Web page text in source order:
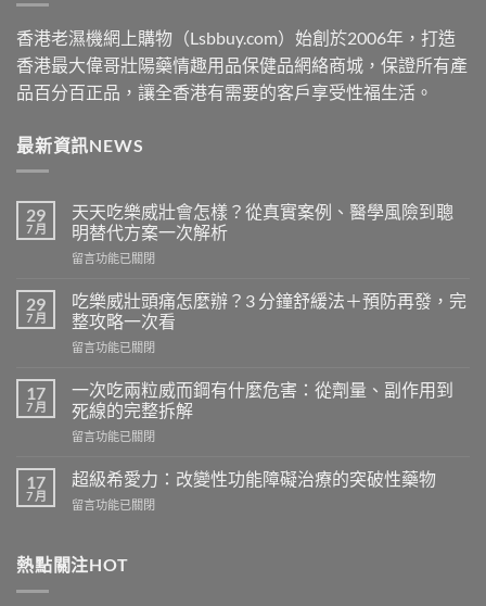
香港老濕機網上購物（Lsbbuy.com）始創於2006年，打造
香港最大偉哥壯陽藥情趣用品保健品網絡商城，保證所有產
品百分百正品，讓全香港有需要的客戶享受性福生活。
最新資訊NEWS
29
7 月
天天吃樂威壯會怎樣？從真實案例、醫學風險到聰
明替代方案一次解析
在
天
吃
樂
威
會
怎
樣？
從
實
案
學
風
留言功能已關閉
29
7 月
吃樂威壯頭痛怎麼辦？3 分鐘舒緩法＋預防再發，完
整攻略一次看
在
威
壯
頭
怎
辦？
鐘
留言功能已關閉
17
7 月
一次吃兩粒威而鋼有什麼危害：從劑量、副作用到
死線的完整拆解
在
次
吃
兩
而
留言功能已關閉
17
7 月
超級希愛力：改變性功能障礙治療的突破性藥物
在
希
愛
留言功能已關閉
熱點關注HOT